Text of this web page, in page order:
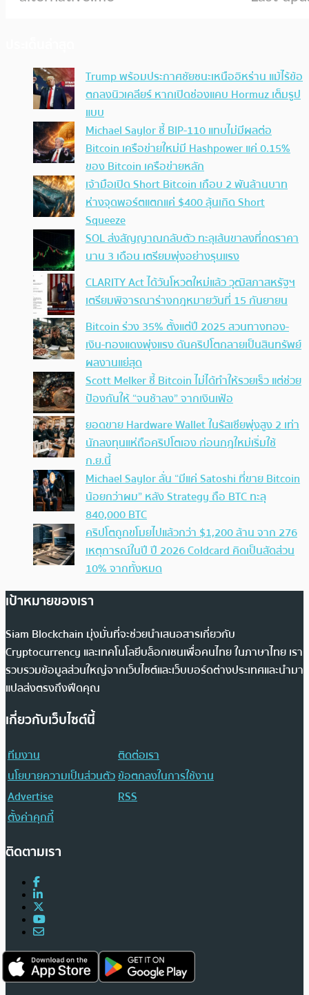
Trump พร้อมประกาศชัยชนะเหนืออิหร่าน แม้ไร้ข้อ
ตกลงนิวเคลียร์ หากเปิดช่องแคบ Hormuz เต็มรูป
แบบ
Michael Saylor ชี้ BIP-110 แทบไม่มีผลต่อ
Bitcoin เครือข่ายใหม่มี Hashpower แค่ 0.15%
ของ Bitcoin เครือข่ายหลัก
เจ้ามือเปิด Short Bitcoin เกือบ 2 พันล้านบาท
ห่างจุดพอร์ตแตกแค่ $400 ลุ้นเกิด Short
Squeeze
SOL ส่งสัญญาณกลับตัว ทะลุเส้นขาลงที่กดราคา
นาน 3 เดือน เตรียมพุ่งอย่างรุนแรง
CLARITY Act ได้วันโหวตใหม่แล้ว วุฒิสภาสหรัฐฯ
เตรียมพิจารณาร่างกฎหมายวันที่ 15 กันยายน
Bitcoin ร่วง 35% ตั้งแต่ปี 2025 สวนทางทอง-
เงิน-ทองแดงพุ่งแรง ดันคริปโตกลายเป็นสินทรัพย์
ผลงานแย่สุด
Scott Melker ชี้ Bitcoin ไม่ได้ทำให้รวยเร็ว แต่ช่วย
ป้องกันให้ “จนช้าลง” จากเงินเฟ้อ
ยอดขาย Hardware Wallet ในรัสเซียพุ่งสูง 2 เท่า
นักลงทุนแห่ถือคริปโตเอง ก่อนกฎใหม่เริ่มใช้
ก.ย.นี้
Michael Saylor ลั่น “มีแค่ Satoshi ที่ขาย Bitcoin
น้อยกว่าผม” หลัง Strategy ถือ BTC ทะลุ
840,000 BTC
คริปโตถูกขโมยไปแล้วกว่า $1,200 ล้าน จาก 276
เหตุการณ์ในปี ปี 2026 Coldcard คิดเป็นสัดส่วน
10% จากทั้งหมด
เป้าหมายของเรา
Siam Blockchain มุ่งมั่นที่จะช่วยนำเสนอสารเกี่ยวกับ
Cryptocurrency และเทคโนโลยีบล็อกเชนเพื่อคนไทย ในภาษาไทย เรา
รวบรวมข้อมูลส่วนใหญ่จากเว็บไซต์และเว็บบอร์ดต่างประเทศและนำมา
แปลส่งตรงถึงฟีดคุณ
เกี่ยวกับเว็บไซต์นี้
ทีมงาน
ติดต่อเรา
นโยบายความเป็นส่วนตัวข้อตกลงในการใช้งาน
Advertise
RSS
ตั้งค่าคุกกี้
ติดตามเรา